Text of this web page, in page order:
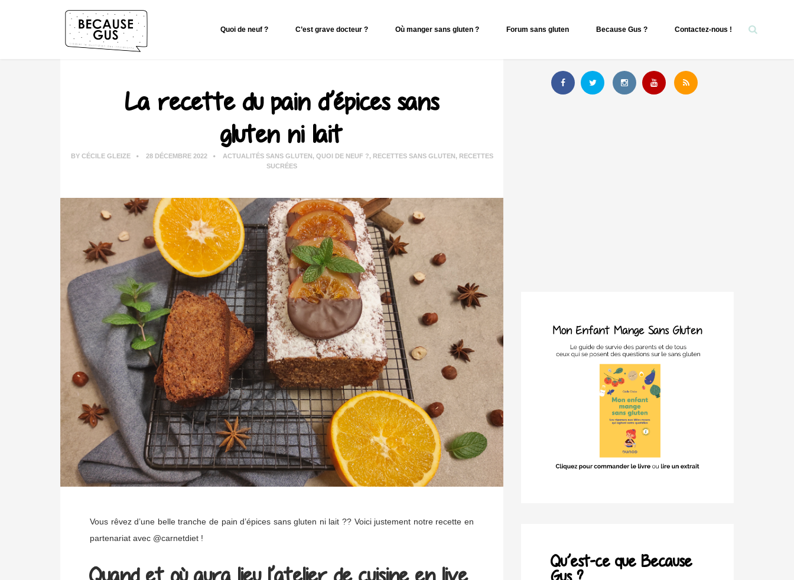
Quoi de neuf ? C’est grave docteur ? Où manger sans gluten ? Forum sans gluten Because Gus ? Contactez-nous !
La recette du pain d’épices sans
gluten ni lait
BY CÉCILE GLEIZE 28 DÉCEMBRE 2022 ACTUALITÉS SANS GLUTEN, QUOI DE NEUF ?, RECETTES SANS GLUTEN, RECETTES
SUCRÉES
Vous rêvez d’une belle tranche de pain d’épices sans gluten ni lait ?? Voici justement notre recette en
partenariat avec @carnetdiet !
Quand et où aura lieu l’atelier de cuisine en live
Qu’est-ce que Because
Gus ?